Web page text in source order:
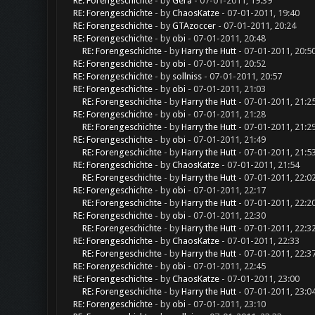
RE: Forengeschichte - byChaosKatze- 07-01-2011, 19:40
RE: Forengeschichte - byGTAzoccer- 07-01-2011, 20:24
RE: Forengeschichte - byobi- 07-01-2011, 20:48
RE: Forengeschichte - byHarry the Hutt- 07-01-2011,
RE: Forengeschichte - byobi- 07-01-2011, 20:52
RE: Forengeschichte - by sollniss- 07-01-2011, 20:57
RE: Forengeschichte - byobi- 07-01-2011, 21:03
RE: Forengeschichte - byHarry the Hutt- 07-01-2011,
RE: Forengeschichte - byobi- 07-01-2011, 21:28
RE: Forengeschichte - byHarry the Hutt- 07-01-2011,
RE: Forengeschichte - byobi- 07-01-2011, 21:49
RE: Forengeschichte - byHarry the Hutt- 07-01-2011, 21:53
RE: Forengeschichte - byChaosKatze- 07-01-2011, 21:54
RE: Forengeschichte - byHarry the Hutt- 07-01-2011,
RE: Forengeschichte - byobi- 07-01-2011, 22:17
RE: Forengeschichte - byHarry the Hutt- 07-01-2011,
RE: Forengeschichte - byobi- 07-01-2011, 22:30
RE: Forengeschichte - byHarry the Hutt- 07-01-2011,
RE: Forengeschichte - byChaosKatze- 07-01-2011, 22:33
RE: Forengeschichte - byHarry the Hutt- 07-01-2011,
RE: Forengeschichte - byobi- 07-01-2011, 22:45
RE: Forengeschichte - byChaosKatze- 07-01-2011, 23:00
RE: Forengeschichte - byHarry the Hutt- 07-01-2011,
RE: Forengeschichte - byobi- 07-01-2011, 23:10